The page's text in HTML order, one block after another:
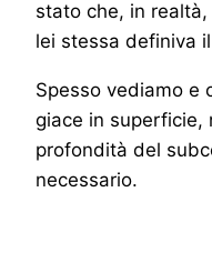
stato che, in
lei stessa definiva il
Spesso vediamo e
giace in superficie,
profondità del
necessario.